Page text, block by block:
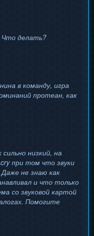
Что делать?
в команду, игра
протеан, как
сильно низкий, на
при том что звуки
не знаю как
и что только
со звуковой картой
Помогите